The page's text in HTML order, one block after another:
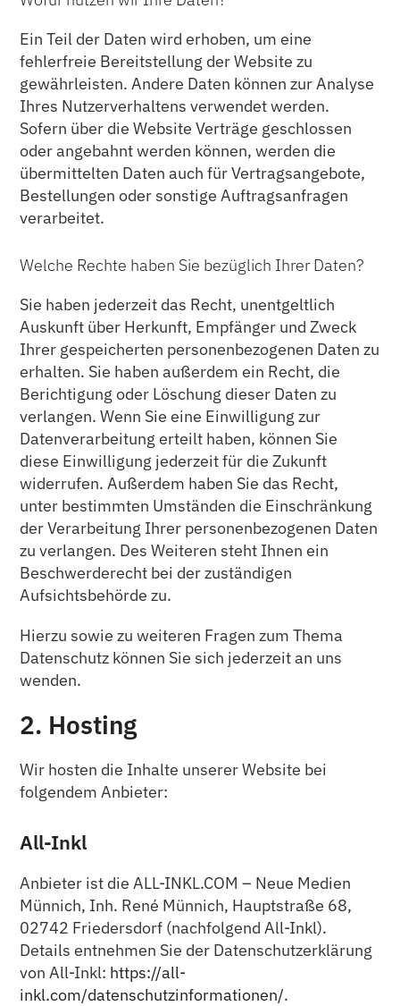
Ein Teil der Daten wird erhoben, um eine
fehlerfreie Bereitstellung der Website zu
gewährleisten. Andere Daten können zur Analyse
Ihres Nutzerverhaltens verwendet werden.
Sofern über die Website Verträge geschlossen
oder angebahnt werden können, werden die
übermittelten Daten auch für Vertragsangebote,
Bestellungen oder sonstige Auftragsanfragen
verarbeitet.
Welche Rechte haben Sie bezüglich Ihrer Daten?
Sie haben jederzeit das Recht, unentgeltlich
Auskunft über Herkunft, Empfänger und Zweck
Ihrer gespeicherten personenbezogenen Daten zu
erhalten. Sie haben außerdem ein Recht, die
Berichtigung oder Löschung dieser Daten zu
verlangen. Wenn Sie eine Einwilligung zur
Datenverarbeitung erteilt haben, können Sie
diese Einwilligung jederzeit für die Zukunft
widerrufen. Außerdem haben Sie das Recht,
unter bestimmten Umständen die Einschränkung
der Verarbeitung Ihrer personenbezogenen Daten
zu verlangen. Des Weiteren steht Ihnen ein
Beschwerderecht bei der zuständigen
Aufsichtsbehörde zu.
Hierzu sowie zu weiteren Fragen zum Thema
Datenschutz können Sie sich jederzeit an uns
wenden.
2. Hosting
Wir hosten die Inhalte unserer Website bei
folgendem Anbieter:
All-Inkl
Anbieter ist die ALL-INKL.COM – Neue Medien
Münnich, Inh. René Münnich, Hauptstraße 68,
02742 Friedersdorf (nachfolgend All-Inkl).
Details entnehmen Sie der Datenschutzerklärung
von All-Inkl: https://all-
inkl.com/datenschutzinformationen/.